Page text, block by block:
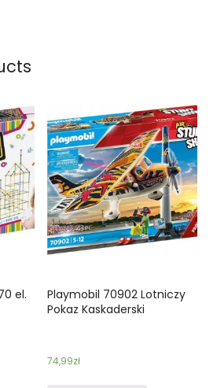
el.
Playmobil 70902 Lotniczy
Pokaz Kaskaderski
74,99zł